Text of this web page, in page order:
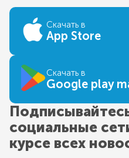
Скачать в
App Store
Скачать в
Google play
социальные
курсе всех